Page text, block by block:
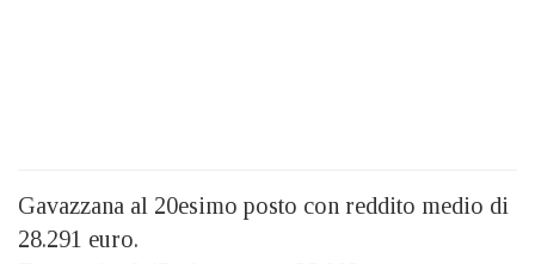
Gavazzana al 20esimo posto con reddito medio di
28.291 euro.